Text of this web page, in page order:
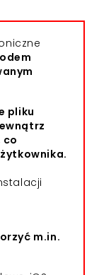
pliku
co
m.in.